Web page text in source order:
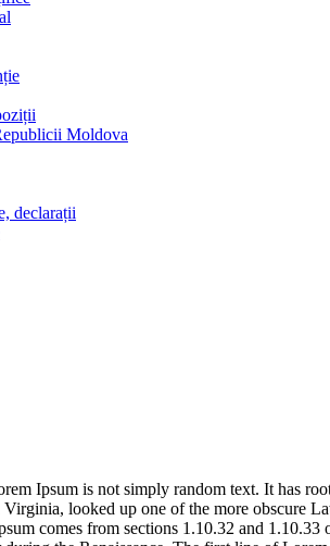
Moldova
declarații
Ipsum is not simply random text. It has
looked up one of the more obscure
comes from sections 1.10.32 and